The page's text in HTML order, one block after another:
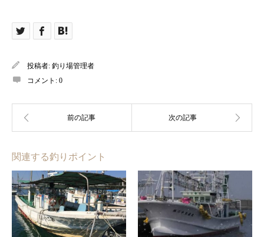
投稿者: 釣り場管理者
コメント: 0
関連する釣りポイント